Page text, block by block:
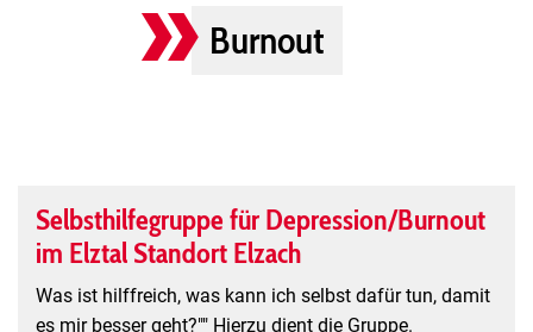
Burnout
Selbsthilfegruppe für Depression/Burnout
im Elztal Standort Elzach
Was ist hilffreich, was kann ich selbst dafür tun, damit
es mir besser geht?"" Hierzu dient die Gruppe.